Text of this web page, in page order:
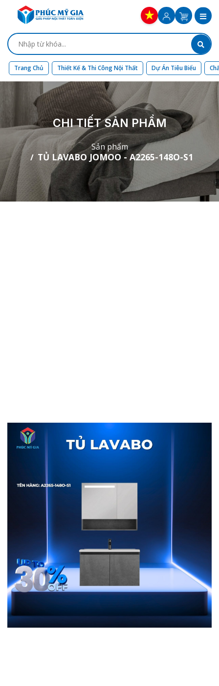
Trang Chủ Thiết Kế & Thi Công Nội Thất Dự Án Tiêu Biểu
CHI TIẾT SẢN PHẨM
Sản phẩm
TỦ LAVABO JOMOO - A2265-148O-S1